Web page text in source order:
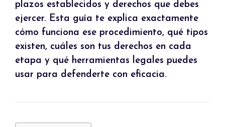
plazos establecidos y derechos que debes
ejercer. Esta guía te explica exactamente
cómo funciona ese procedimiento, qué tipos
existen, cuáles son tus derechos en cada
etapa y qué herramientas legales puedes
usar para defenderte con eficacia.